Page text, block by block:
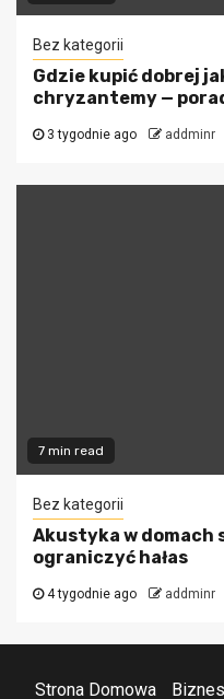
Bez kategorii
Gdzie kupić dobrej
chryzantemy —
3 tygodnie ago addminr
7 min read
Bez kategorii
Akustyka w domach
ograniczyć hałas
4 tygodnie ago addminr
Strona Domowa Biznes